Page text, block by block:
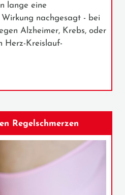
lange eine
nachgesagt - bei
Alzheimer, Krebs, oder
Herz-Kreislauf-
Regelschmerzen